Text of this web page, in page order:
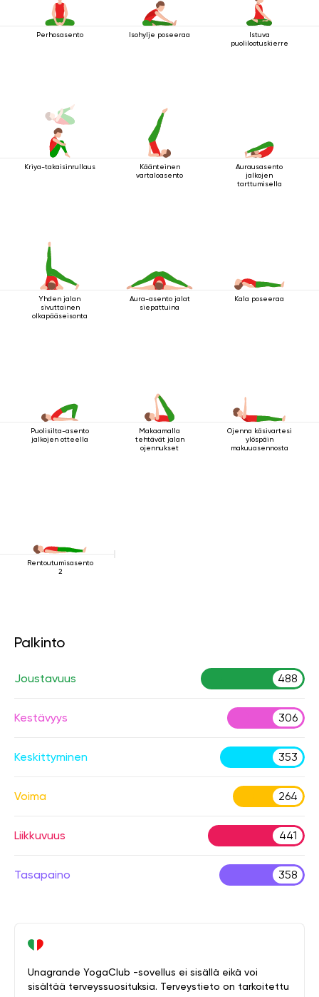
Perhosasento Isohylje poseeraa
Istuva
puolilootuskierre
Kriya-takaisinrullaus
Käänteinen
vartaloasento
Aurausasento
jalkojen
tarttumisella
Yhden jalan
sivuttainen
olkapääseisonta
Aura-asento jalat
siepattuina
Kala poseeraa
Puolisilta-asento
jalkojen otteella
Makaamalla
tehtävät jalan
ojennukset
Ojenna käsivartesi
ylöspäin
makuuasennosta
Rentoutumisasento
2
Palkinto
Joustavuus 488
Kestävyys 306
Keskittyminen 353
Voima 264
Liikkuvuus 441
Tasapaino 358
Unagrande YogaClub -sovellus ei sisällä eikä voi
sisältää terveyssuosituksia. Terveystieto on tarkoitettu